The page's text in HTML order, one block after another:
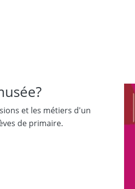
et les métiers d'un
de primaire.